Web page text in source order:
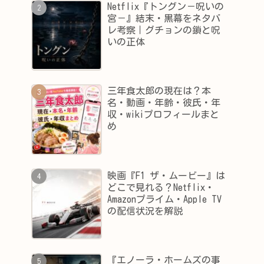
Netflix『トングン－呪いの
宮－』結末・黒幕をネタバ
レ考察｜グチョンの鎖と呪
いの正体
三年食太郎の現在は？本
名・動画・年齢・彼氏・年
収・wikiプロフィールまと
め
映画『F1 ザ・ムービー』は
どこで見れる？Netflix・
Amazonプライム・Apple TV
の配信状況を解説
『エノーラ・ホームズの事